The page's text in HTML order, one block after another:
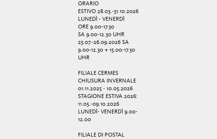
ORARIO
ESTIVO 28.03.-31.10.2026
LUNEDÌ - VENERDÌ
ORE 9.00-17.30
SA 9.00-12.30 UHR
25.07.-26.09.2026 SA
9.00-12.30 + 15.00-17.30
UHR
FILIALE CERMES
CHIUSURA INVERNALE
01.11.2025 - 10.05.2026
STAGIONE ESTIVA 2026:
11.05.-09.10.2026
LUNEDÌ- VENERDÌ 9.00-
12.00
FILIALE DI POSTAL